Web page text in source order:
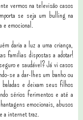
vermos na televisão casos
se seja um bulling na
e emocional.
daria a luz a uma criança,
famílias dispostas a adotar!
e saudável? Já vi casos
se a dar-lhes um banho ou
e deixam seus filhos
sérios ferimentos e até a
emocionais, abusos
a internet traz.